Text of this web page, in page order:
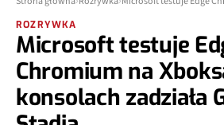
ROZRYWKA
Microsoft testuje
Chromium na
konsolach zadziała